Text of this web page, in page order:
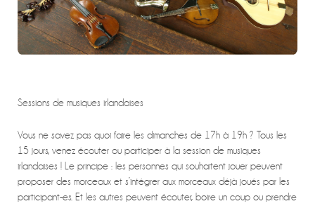
Sessions de musiques irlandaises
Vous ne savez pas quoi faire les dimanches de 17h à 19h ? Tous les
15 jours, venez écouter ou participer à la session de musiques
irlandaises ! Le principe : les personnes qui souhaitent jouer peuvent
proposer des morceaux et s’intégrer aux morceaux déjà joués par les
participant-es. Et les autres peuvent écouter, boire un coup ou prendre